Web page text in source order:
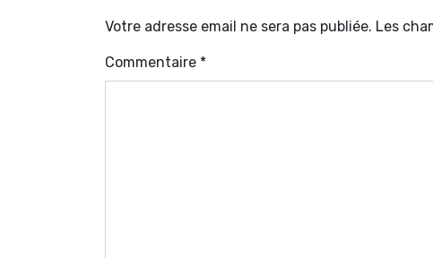
Votre adresse email ne sera pas publiée. Les
Commentaire *